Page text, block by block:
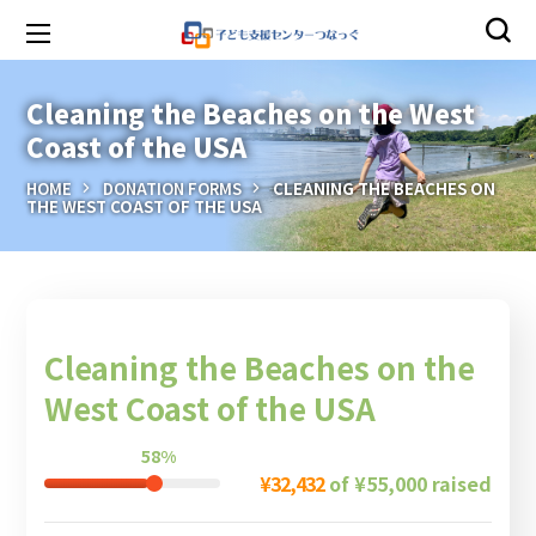
Cleaning the Beaches on the West
Coast of the USA
HOME DONATION FORMS CLEANING THE BEACHES ON
THE WEST COAST OF THE USA
Cleaning the Beaches on the
West Coast of the USA
¥32,432of¥55,000raised
58%